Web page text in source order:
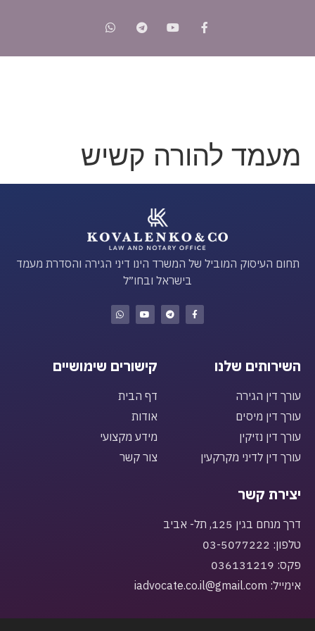
מעמד להורה קשיש
תחום העיסוק המוביל של המשרד הינו דיני הגירה והסדרת מעמד
בישראל ובחו״ל
השירותים שלנו
עורך דין הגירה
עורך דין מיסים
עורך דין נזיקין
עורך דין לדיני מקרקעין
קישורים שימושיים
דף הבית
אודות
מידע מקצועי
צור קשר
יצירת קשר
דרך מנחם בגין 125, תל- אביב
טלפון: 03-5077222
פקס: 036131219
אימייל: iadvocate.co.il@gmail.com